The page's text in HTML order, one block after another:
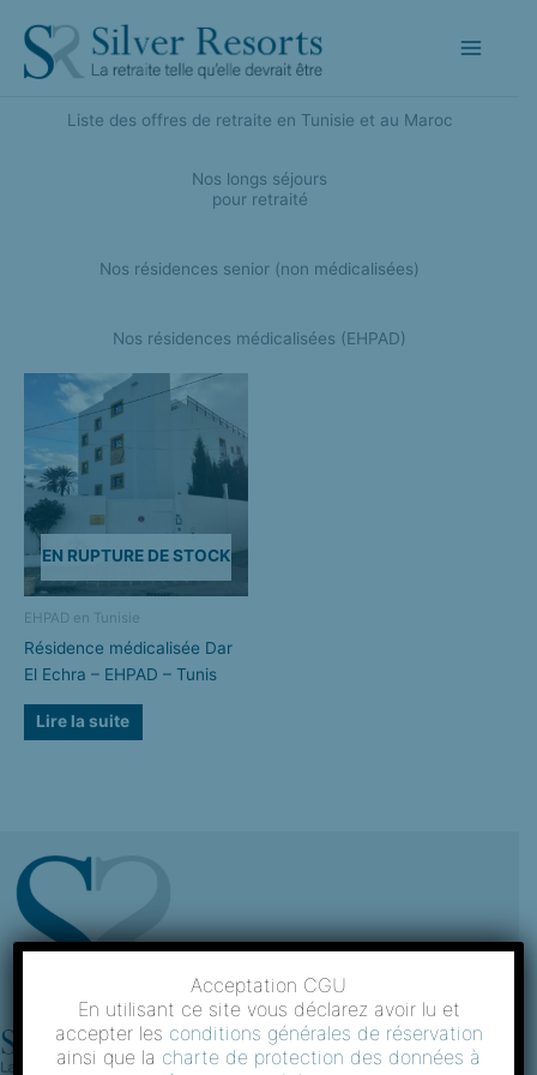
contenu
Liste des offres de retraite en Tunisie et au Maroc
Nos longs séjours
pour retraité
Nos résidences senior (non médicalisées)​
Nos résidences médicalisées (EHPAD)​
EN RUPTURE DE STOCK
EHPAD en Tunisie
Résidence médicalisée Dar
El Echra – EHPAD – Tunis
Lire la suite
Acceptation CGU
En utilisant ce site vous déclarez avoir lu et
accepter les conditions générales de réservation
ainsi que la charte de protection des données à